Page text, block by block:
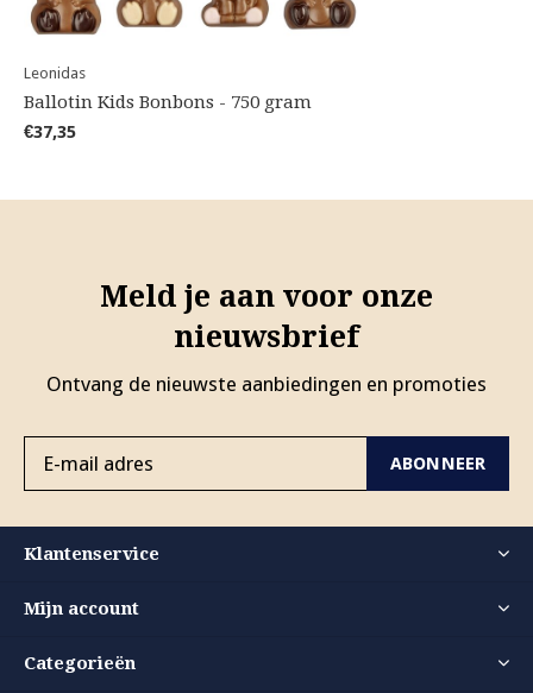
Leonidas
Ballotin Kids Bonbons - 750 gram
€37,35
Meld je aan voor onze
nieuwsbrief
Ontvang de nieuwste aanbiedingen en promoties
ABONNEER
Klantenservice
Mijn account
Categorieën